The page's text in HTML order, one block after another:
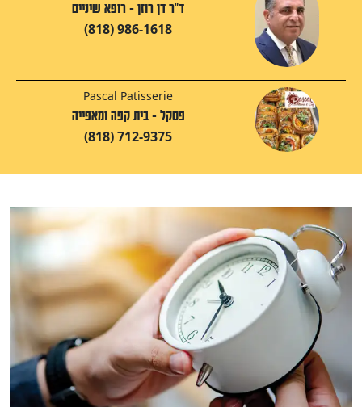
ד"ר דן רוזן - רופא שיניים
(818) 986-1618
Pascal Patisserie
פסקל - בית קפה ומאפייה
(818) 712-9375